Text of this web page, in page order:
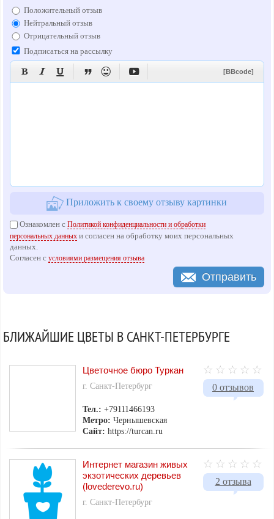
Положительный отзыв
Нейтральный отзыв
Отрицательный отзыв
Подписаться на рассылку
      [BBcode]
Приложить к своему отзыву картинки
Ознакомлен сПолитикой конфиденциальности и обработки
персональных данных и согласен на обработку моих персональных
данных.
Согласен сусловиями размещения отзыва
Отправить
БЛИЖАЙШИЕ ЦВЕТЫ В САНКТ-ПЕТЕРБУРГЕ
0 отзывов
Цветочное бюро Туркан
г. Санкт-Петербург
Тел.:+79111466193
Метро:Чернышевская
Сайт: https://turcan.ru
2 отзыва
Интернет магазин живых
экзотических деревьев
(lovederevo.ru)
г. Санкт-Петербург